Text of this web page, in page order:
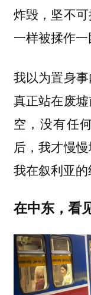
炸毁，坚不
一样被揉作一
我以为置身
真正站在废
空，没有任
后，我才慢
我在叙利亚的
在中东，看